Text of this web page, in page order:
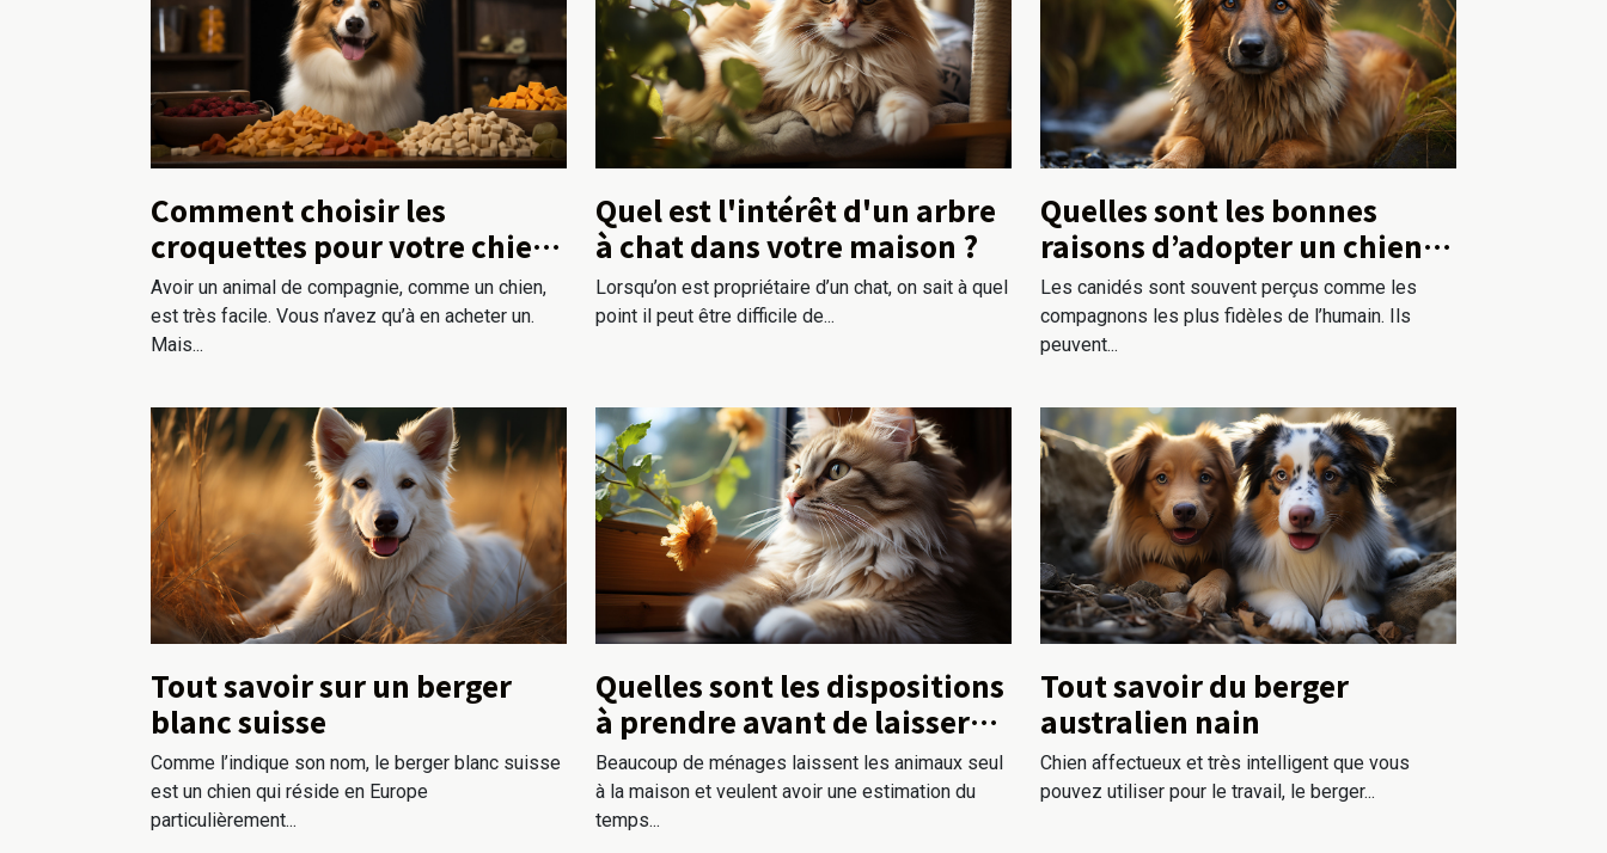
Comment choisir les
croquettes pour votre chien
?
Avoir un animal de compagnie, comme un chien,
est très facile. Vous n’avez qu’à en acheter un.
Mais...
Quel est l'intérêt d'un arbre
à chat dans votre maison ?
Lorsqu’on est propriétaire d’un chat, on sait à quel
point il peut être difficile de...
Quelles sont les bonnes
raisons d’adopter un chien
berger Allemand ?
Les canidés sont souvent perçus comme les
compagnons les plus fidèles de l’humain. Ils
peuvent...
Tout savoir sur un berger
blanc suisse
Comme l’indique son nom, le berger blanc suisse
est un chien qui réside en Europe
particulièrement...
Quelles sont les dispositions
à prendre avant de laisser
votre chat seul?
Beaucoup de ménages laissent les animaux seul
à la maison et veulent avoir une estimation du
temps...
Tout savoir du berger
australien nain
Chien affectueux et très intelligent que vous
pouvez utiliser pour le travail, le berger...